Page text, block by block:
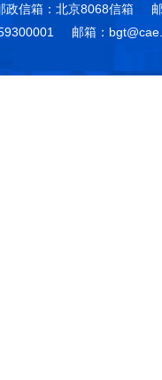
政信箱：北京8068信箱
邮箱：